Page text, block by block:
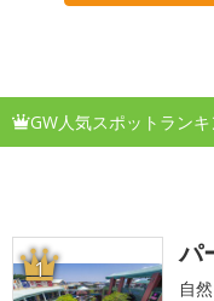
GW人気スポットラン
1 パ
自